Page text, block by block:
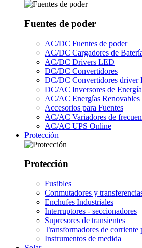
Fuentes de poder
AC/DC Fuentes de poder
AC/DC Cargadores de
AC/DC Drivers LED
DC/DC Convertidores
DC/DC Convertidores driver
DC/AC Inversores de Energía
AC/AC Energías Renovables
Accesorios para Fuentes
AC/AC Variadores de
AC/AC UPS Online
Protección
Protección
Fusibles
Conmutadores y
Enchufes Industriales
Interruptores - seccionadores
Supresores de transientes
Transformadores de corriente
Instrumentos de medida